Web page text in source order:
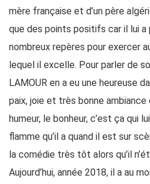
mère française et d’un père
que des points positifs car il lui a
nombreux repères pour exercer
lequel il excelle. Pour parler de
LAMOUR en a eu une heureuse
paix, joie et très bonne ambiance
humeur, le bonheur, c’est ça qui
flamme qu’il a quand il est sur
la comédie très tôt alors qu’il
Aujourd’hui, année 2018, il a au